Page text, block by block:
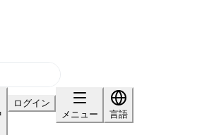
ログイン
メニュー
言語